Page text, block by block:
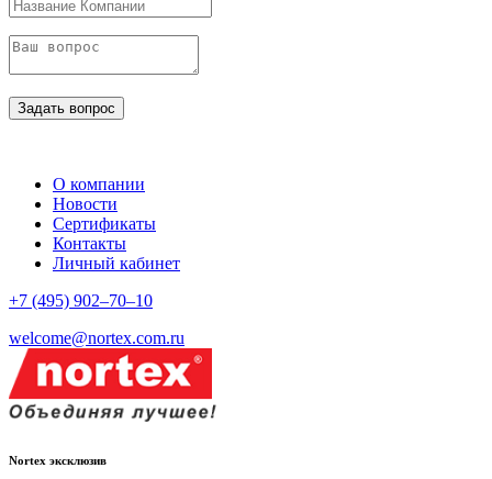
О компании
Новости
Сертификаты
Контакты
Личный кабинет
+7 (495) 902–70–10
welcome@nortex.com.ru
Nortex эксклюзив